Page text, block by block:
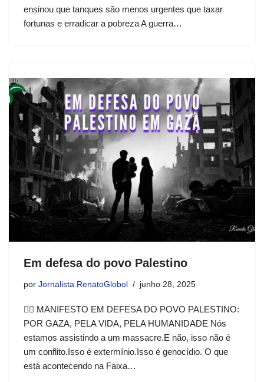
ensinou que tanques são menos urgentes que taxar
fortunas e erradicar a pobreza A guerra…
Em defesa do povo Palestino
por Jornalista RenatoGlobol junho 28, 2025
✊🏽 MANIFESTO EM DEFESA DO POVO PALESTINO:
POR GAZA, PELA VIDA, PELA HUMANIDADE Nós
estamos assistindo a um massacre.E não, isso não é
um conflito.Isso é extermínio.Isso é genocídio. O que
está acontecendo na Faixa…